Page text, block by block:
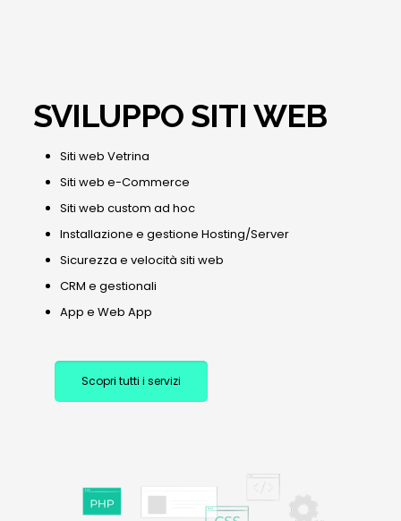
SVILUPPO SITI WEB
Siti web Vetrina
Siti web e-Commerce
Siti web custom ad hoc
Installazione e gestione Hosting/Server
Sicurezza e velocità siti web
CRM e gestionali
App e Web App
Scopri tutti i servizi